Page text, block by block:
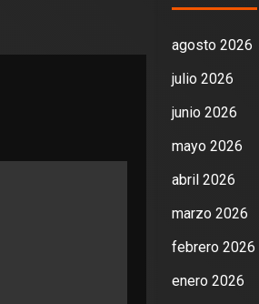
agosto 2026
julio 2026
junio 2026
mayo 2026
abril 2026
marzo 2026
febrero 2026
enero 2026